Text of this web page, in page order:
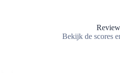
Bekijk de scores